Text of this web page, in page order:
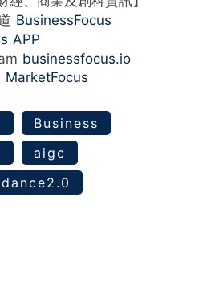
BusinessFocus
APP
businessfocus.io
MarketFocus
Business
aigc